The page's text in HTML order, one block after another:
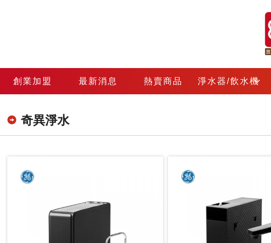
創業加盟 最新消息 熱賣商品 淨水器/飲水機
奇異淨水